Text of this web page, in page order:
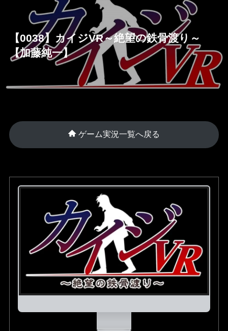
【0038】カイジVR～絶望の鉄骨渡り～
【加藤純一】
ゲーム実況一覧へ戻る